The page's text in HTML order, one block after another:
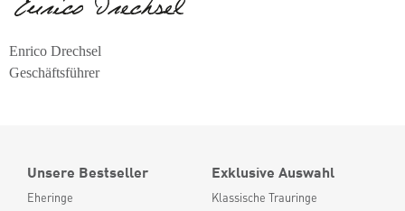
Enrico Drechsel
Geschäftsführer
Unsere Bestseller
Eheringe
Exklusive Auswahl
Klassische Trauringe